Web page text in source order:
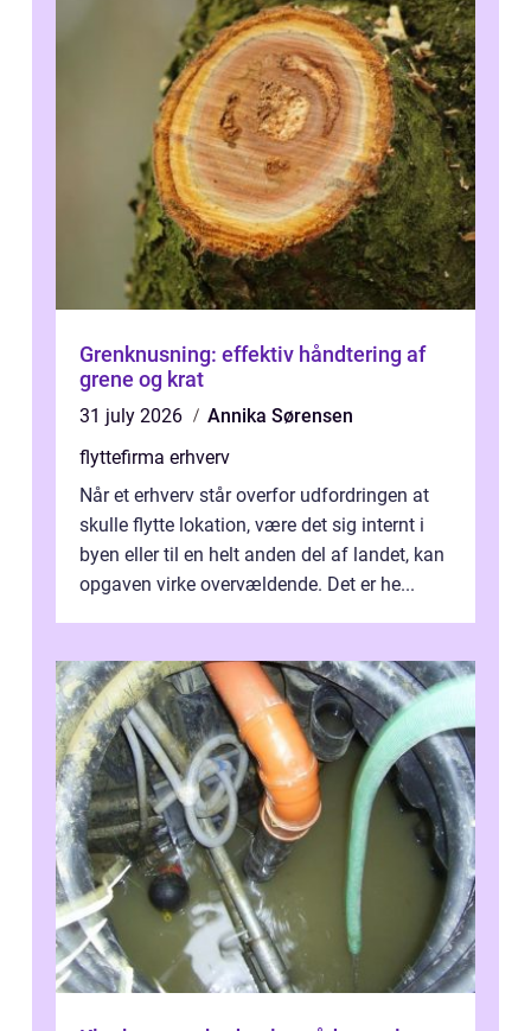
Grenknusning: effektiv håndtering af
grene og krat
31 july 2026
Annika Sørensen
flyttefirma erhverv
Når et erhverv står overfor udfordringen at
skulle flytte lokation, være det sig internt i
byen eller til en helt anden del af landet, kan
opgaven virke overvældende. Det er he...